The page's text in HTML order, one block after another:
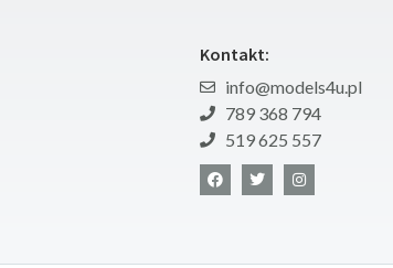
Kontakt:
info@models4u.pl
789 368 794
519 625 557